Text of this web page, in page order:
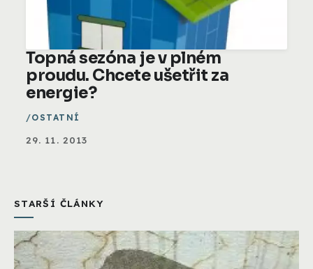
Topná sezóna je v plném
proudu. Chcete ušetřit za
energie?
OSTATNÍ
29. 11. 2013
STARŠÍ ČLÁNKY